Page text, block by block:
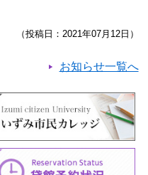
（投稿日：2021年07月12日）
お知らせ一覧へ